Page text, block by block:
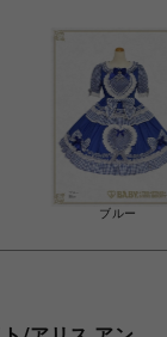
ブルー